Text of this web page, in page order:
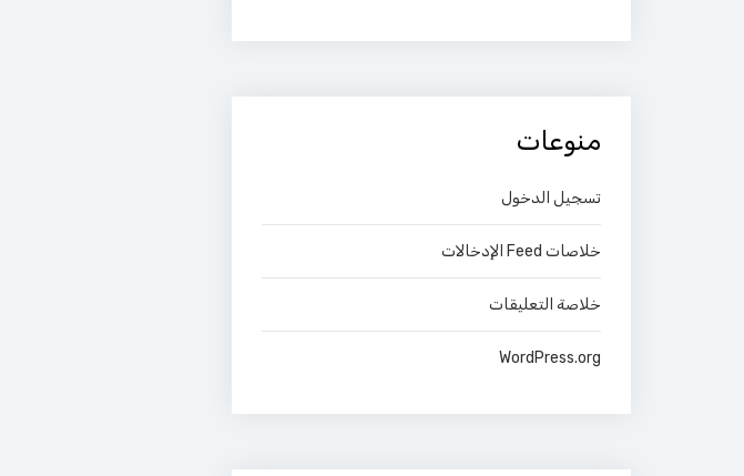
منوعات
تسجيل الدخول
خلاصات Feed الإدخالات
خلاصة التعليقات
WordPress.org